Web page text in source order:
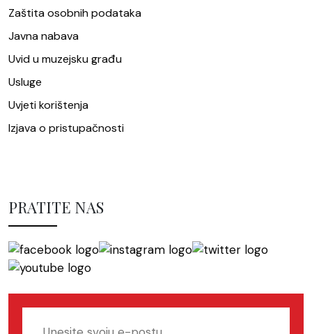
Zaštita osobnih podataka
Javna nabava
Uvid u muzejsku građu
Usluge
Uvjeti korištenja
Izjava o pristupačnosti
PRATITE NAS